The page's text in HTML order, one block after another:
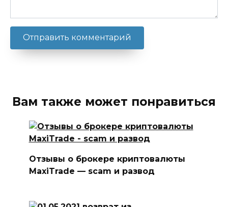
Вам также может понравиться
Отзывы о брокере криптовалюты
MaxiTrade — scam и развод